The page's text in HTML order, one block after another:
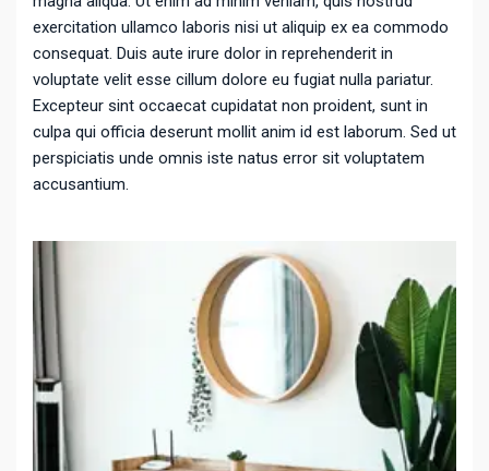
exercitation ullamco laboris nisi ut aliquip ex ea commodo
consequat. Duis aute irure dolor in reprehenderit in
voluptate velit esse cillum dolore eu fugiat nulla pariatur.
Excepteur sint occaecat cupidatat non proident, sunt in
culpa qui officia deserunt mollit anim id est laborum. Sed ut
perspiciatis unde omnis iste natus error sit voluptatem
accusantium.